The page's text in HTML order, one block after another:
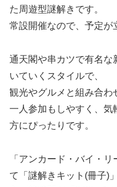
た周遊型謎解きです。
常設開催なので、予定が
通天閣や串カツで有名な
いていくスタイルで、
観光やグルメと組み合わ
一人参加もしやすく、気
方にぴったりです。
「アンカード・バイ・
て「謎解きキット(冊子)